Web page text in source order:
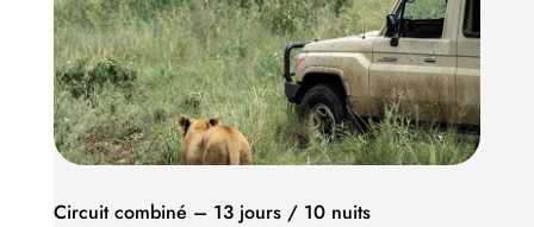
Circuit combiné – 13 jours / 10 nuits